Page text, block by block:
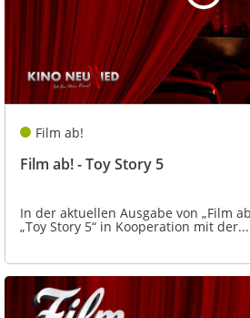
Film ab!
Film ab! - Toy Story 5
In der aktuellen Ausgabe von „Film
„Toy Story 5“ in Kooperation mit der...